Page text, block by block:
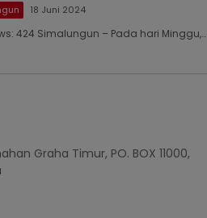
18 Juni 2024
424 Simalungun – Pada hari Minggu,…
Graha Timur, PO. BOX 11000,